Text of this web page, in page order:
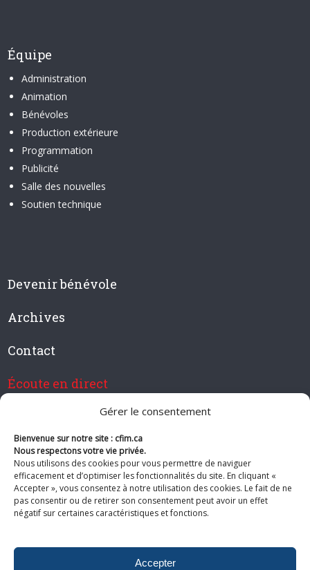
Gérer le consentement
Bienvenue sur notre site : cfim.ca
Nous respectons votre vie privée.
Nous utilisons des cookies pour vous permettre de naviguer
efficacement et d’optimiser les fonctionnalités du site. En cliquant «
Accepter », vous consentez à notre utilisation des cookies. Le fait de ne
pas consentir ou de retirer son consentement peut avoir un effet
négatif sur certaines caractéristiques et fonctions.
Accepter
Équipe
Administration
Animation
Bénévoles
Production extérieure
Programmation
Publicité
Salle des nouvelles
Soutien technique
Devenir bénévole
Archives
Contact
Écoute en direct
Devenir membre de CFIM
Suivez-nous